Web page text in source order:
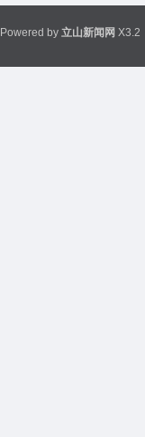
Powered by 立山新闻网 X3.2